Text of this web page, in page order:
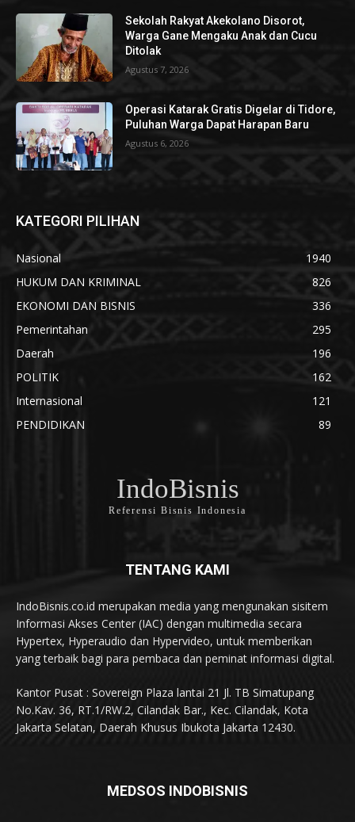
Sekolah Rakyat Akekolano Disorot,
Warga Gane Mengaku Anak dan Cucu
Ditolak
Agustus 7, 2026
Operasi Katarak Gratis Digelar di Tidore,
Puluhan Warga Dapat Harapan Baru
Agustus 6, 2026
KATEGORI PILIHAN
Nasional
1940
HUKUM DAN KRIMINAL
826
EKONOMI DAN BISNIS
336
Pemerintahan
295
Daerah
196
POLITIK
162
Internasional
121
PENDIDIKAN
89
IndoBisnis
Referensi Bisnis Indonesia
TENTANG KAMI
IndoBisnis.co.id merupakan media yang mengunakan sisitem
Informasi Akses Center (IAC) dengan multimedia secara
Hypertex, Hyperaudio dan Hypervideo, untuk memberikan
yang terbaik bagi para pembaca dan peminat informasi digital.
Kantor Pusat : Sovereign Plaza lantai 21 Jl. TB Simatupang
No.Kav. 36, RT.1/RW.2, Cilandak Bar., Kec. Cilandak, Kota
Jakarta Selatan, Daerah Khusus Ibukota Jakarta 12430.
MEDSOS INDOBISNIS